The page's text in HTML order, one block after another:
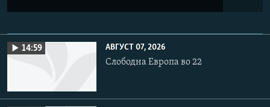
14:59 АВГУСТ 07, 2026
Слободна Европа во 22